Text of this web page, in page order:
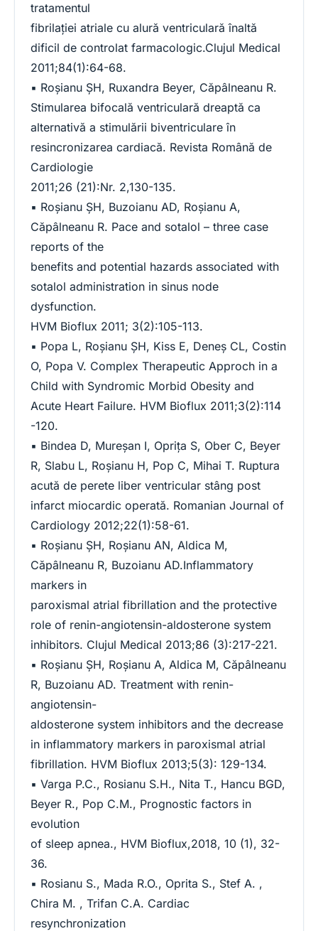
tratamentul
fibrilaţiei atriale cu alură ventriculară înaltă
dificil de controlat farmacologic.Clujul Medical
2011;84(1):64-68.
▪ Roşianu ŞH, Ruxandra Beyer, Căpâlneanu R.
Stimularea bifocală ventriculară dreaptă ca
alternativă a stimulării biventriculare în
resincronizarea cardiacă. Revista Română de
Cardiologie
2011;26 (21):Nr. 2,130-135.
▪ Roşianu ŞH, Buzoianu AD, Roşianu A,
Căpâlneanu R. Pace and sotalol – three case
reports of the
benefits and potential hazards associated with
sotalol administration in sinus node
dysfunction.
HVM Bioflux 2011; 3(2):105-113.
▪ Popa L, Roşianu ŞH, Kiss E, Deneş CL, Costin
O, Popa V. Complex Therapeutic Approch in a
Child with Syndromic Morbid Obesity and
Acute Heart Failure. HVM Bioflux 2011;3(2):114
-120.
▪ Bindea D, Mureșan I, Oprița S, Ober C, Beyer
R, Slabu L, Roșianu H, Pop C, Mihai T. Ruptura
acută de perete liber ventricular stâng post
infarct miocardic operată. Romanian Journal of
Cardiology 2012;22(1):58-61.
▪ Roșianu ȘH, Roșianu AN, Aldica M,
Căpâlneanu R, Buzoianu AD.Inflammatory
markers in
paroxismal atrial fibrillation and the protective
role of renin-angiotensin-aldosterone system
inhibitors. Clujul Medical 2013;86 (3):217-221.
▪ Roșianu ȘH, Roșianu A, Aldica M, Căpâlneanu
R, Buzoianu AD. Treatment with renin-
angiotensin-
aldosterone system inhibitors and the decrease
in inflammatory markers in paroxismal atrial
fibrillation. HVM Bioflux 2013;5(3): 129-134.
▪ Varga P.C., Rosianu S.H., Nita T., Hancu BGD,
Beyer R., Pop C.M., Prognostic factors in
evolution
of sleep apnea., HVM Bioflux,2018, 10 (1), 32-
36.
▪ Rosianu S., Mada R.O., Oprita S., Stef A. ,
Chira M. , Trifan C.A. Cardiac
resynchronization